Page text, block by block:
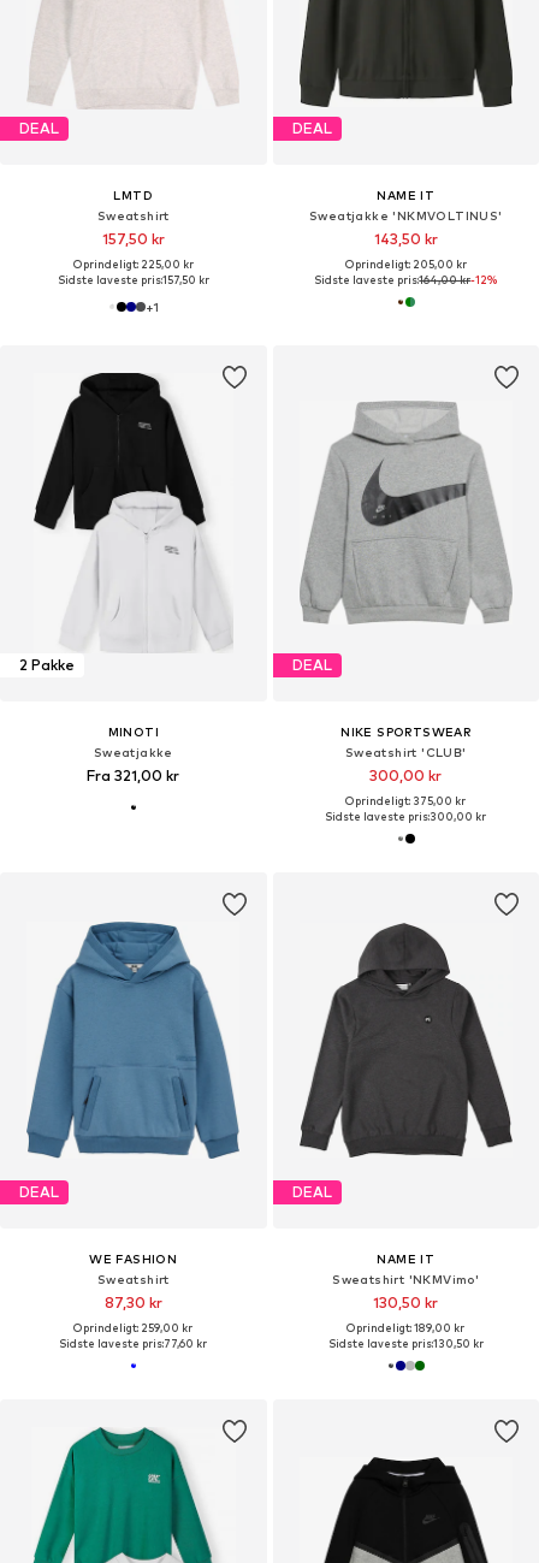
DEAL
LMTD
Sweatshirt
157,50 kr
Oprindeligt: 225,00 kr
Sidste laveste pris:157,50 kr
+1
DEAL
NAME IT
Sweatjakke 'NKMVOLTINUS'
143,50 kr
Oprindeligt: 205,00 kr
Sidste laveste pris:164,00 kr-12%
2 Pakke
MINOTI
Sweatjakke
Fra 321,00 kr
DEAL
NIKE SPORTSWEAR
Sweatshirt 'CLUB'
300,00 kr
Oprindeligt: 375,00 kr
Sidste laveste pris:300,00 kr
DEAL
WE FASHION
Sweatshirt
87,30 kr
Oprindeligt: 259,00 kr
Sidste laveste pris:77,60 kr
DEAL
NAME IT
Sweatshirt 'NKMVimo'
130,50 kr
Oprindeligt: 189,00 kr
Sidste laveste pris:130,50 kr